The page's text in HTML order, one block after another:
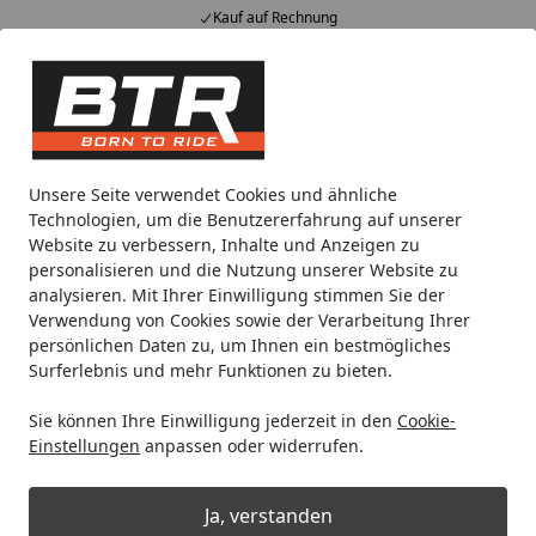
Unsere Seite verwendet Cookies und ähnliche
Technologien, um die Benutzererfahrung auf unserer
Website zu verbessern, Inhalte und Anzeigen zu
personalisieren und die Nutzung unserer Website zu
analysieren. Mit Ihrer Einwilligung stimmen Sie der
Verwendung von Cookies sowie der Verarbeitung Ihrer
persönlichen Daten zu, um Ihnen ein bestmögliches
Surferlebnis und mehr Funktionen zu bieten.
Sie können Ihre Einwilligung jederzeit in den Cookie-
Einstellungen anpassen oder widerrufen.
Ja, verstanden
Kauf auf Rechnung
Alle Produkte
Mein Konto
Suchen
Noch 1 Tag und 16 Stunden
Spare bis zu 35% auf EVOLIFT® Zentralständer
von BTR!
Startseite
Supersprox Ritzel
Ritzel
Ihre Artikelübersicht
Kategorien